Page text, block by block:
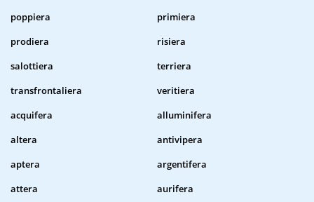
poppiera
primiera
prodiera
risiera
salottiera
terriera
transfrontaliera
veritiera
acquifera
alluminifera
altera
antivipera
aptera
argentifera
attera
aurifera